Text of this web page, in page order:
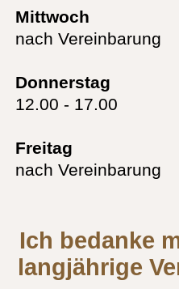
Mittwoch
nach Vereinbarung
Donnerstag
12.00 - 17.00
Freitag
nach Vereinbarung
Ich bedanke
langjährige